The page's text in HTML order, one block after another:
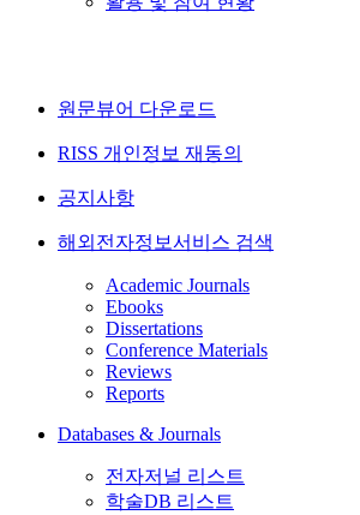
원문뷰어 다운로드
RISS 개인정보 재동의
공지사항
해외전자정보서비스 검색
Academic Journals
Ebooks
Dissertations
Conference Materials
Reviews
Reports
Databases & Journals
전자저널 리스트
학술DB 리스트